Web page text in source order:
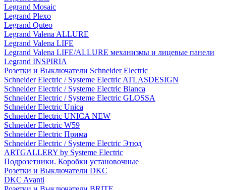
Legrand Mosaic
Legrand Plexo
Legrand Quteo
Legrand Valena ALLURE
Legrand Valena LIFE
Legrand Valena LIFE/ALLURE механизмы и лицевые панели
Legrand INSPIRIA
Розетки и Выключатели Schneider Electric
Schneider Electric / Systeme Electric ATLASDESIGN
Schneider Electric / Systeme Electric Blanca
Schneider Electric / Systeme Electric GLOSSA
Schneider Electric Unica
Schneider Electric UNICA NEW
Schneider Electric W59
Schneider Electric Прима
Schneider Electric / Systeme Electric Этюд
ARTGALLERY by Systeme Electric
Подрозетники. Коробки установочные
Розетки и Выключатели DKC
DKC Avanti